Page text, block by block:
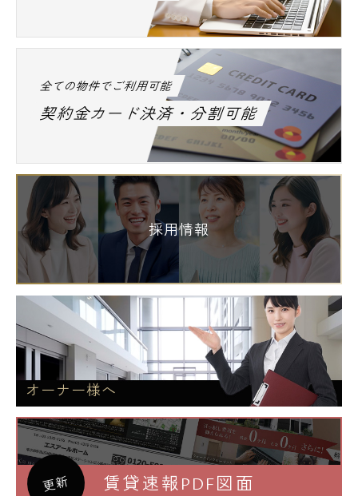
全ての物件でご利用可能
契約金カード決済・分割可能
採用情報
オーナー様へ
更新 賃貸速報PDF図面
メールでお問い合わせ
お問い合わせ